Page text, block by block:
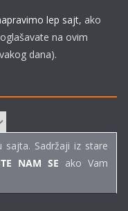
lep sajt, ako
na ovim
dana).
sajta. Sadržaji iz stare
NAM SE ako Vam